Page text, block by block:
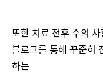
또한 치료 전후 주의
블로그를 통해 꾸준히
하는